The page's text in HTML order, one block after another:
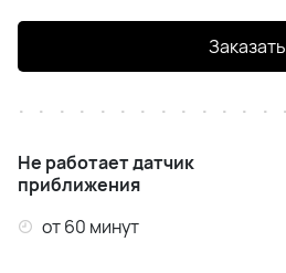
Заказать
Не работает датчик
приближения
от 60 минут